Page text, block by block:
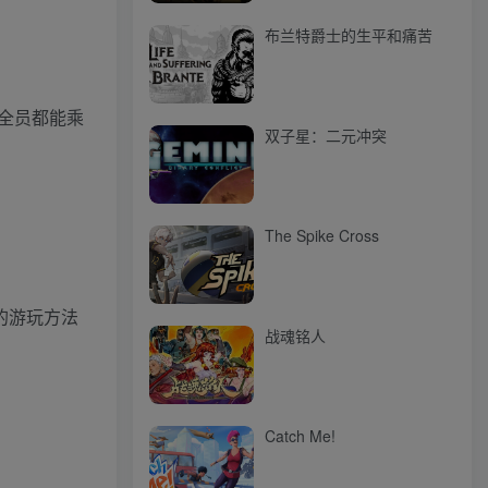
员都能乘
游玩方法
布兰特爵士的生平和痛苦
双子星：二元冲突
The Spike Cross
战魂铭人
Catch Me!